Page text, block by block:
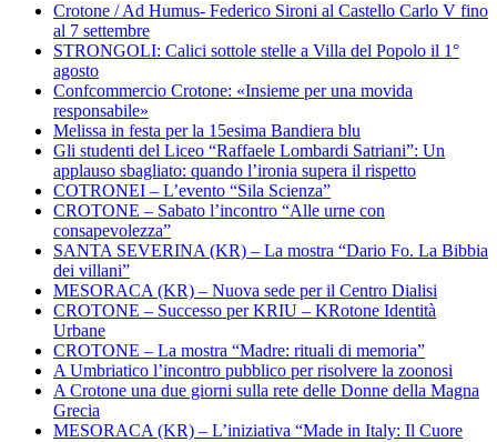
Crotone / Ad Humus- Federico Sironi al Castello Carlo V fino
al 7 settembre
STRONGOLI: Calici sottole stelle a Villa del Popolo il 1°
agosto
Confcommercio Crotone: «Insieme per una movida
responsabile»
Melissa in festa per la 15esima Bandiera blu
Gli studenti del Liceo “Raffaele Lombardi Satriani”: Un
applauso sbagliato: quando l’ironia supera il rispetto
COTRONEI – L’evento “Sila Scienza”
CROTONE – Sabato l’incontro “Alle urne con
consapevolezza”
SANTA SEVERINA (KR) – La mostra “Dario Fo. La Bibbia
dei villani”
MESORACA (KR) – Nuova sede per il Centro Dialisi
CROTONE – Successo per KRIU – KRotone Identità
Urbane
CROTONE – La mostra “Madre: rituali di memoria”
A Umbriatico l’incontro pubblico per risolvere la zoonosi
A Crotone una due giorni sulla rete delle Donne della Magna
Grecia
MESORACA (KR) – L’iniziativa “Made in Italy: Il Cuore